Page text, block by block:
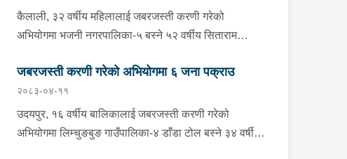
कैलाली, ३२ वर्षीय महिलालाई जबरजस्ती करणी गरेको
अभियोगमा भजनी नगरपालिका-५ बस्ने ५२ वर्षीय सिताराम
ती महिलालाई जबरजस्ती करणी गरेको भन्ने उजुरीको आधारमा
इलाका प्रहरी कार्यालय भजनीबाट खटिएको प्रहरीले उनलाई
पक्राउ गरेको हो । यस सम्बन्धमा प्रहरीले आवश्‍यक अनुसन्धान
गरिरहेको छ ।
जबरजस्ती करणी गरेको अभियोगमा ६ जना पक्राउ
२०८३-०४-११
उदयपुर, १६ वर्षीय बालिकालाई जबरजस्ती करणी गरेको
अभियोगमा लिम्चुङबुङ गाउँपालिका-४ डाँडा टोल बस्ने ३४ वर्षीय